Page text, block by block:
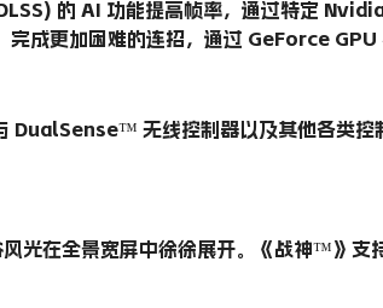
的 AI 功能提高帧率，通过特定
成更加困难的连招，通过 GeForce GPU
DualSense™ 无线控制器以及其他各类控
光在全景宽屏中徐徐展开。《战神™》支